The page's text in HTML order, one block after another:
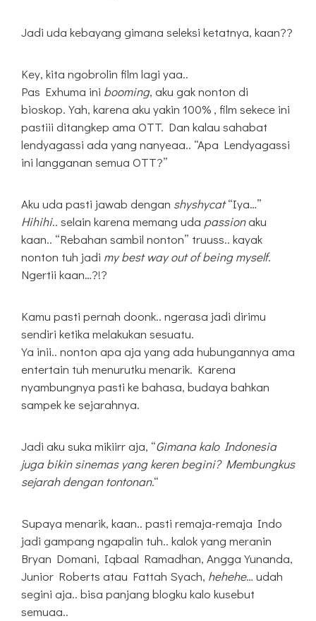
Jadi uda kebayang gimana seleksi ketatnya, kaan??
Key, kita ngobrolin film lagi yaa..
Pas Exhuma ini booming, aku gak nonton di
bioskop. Yah, karena aku yakin 100% , film sekece ini
pastiii ditangkep ama OTT. Dan kalau sahabat
lendyagassi ada yang nanyeaa.. “Apa Lendyagassi
ini langganan semua OTT?”
Aku uda pasti jawab dengan shyshycat“Iya…”
Hihihi.. selain karena memang uda passionaku
kaan.. “Rebahan sambil nonton” truuss.. kayak
nonton tuh jadi my best way out of being myself.
Ngertii kaan…?!?
Kamu pasti pernah doonk.. ngerasa jadi dirimu
sendiri ketika melakukan sesuatu.
Ya inii.. nonton apa aja yang ada hubungannya ama
entertain tuh menurutku menarik. Karena
nyambungnya pasti ke bahasa, budaya bahkan
sampek ke sejarahnya.
Jadi aku suka mikiirr aja, “Gimana kalo Indonesia
juga bikin sinemas yang keren begini? Membungkus
sejarah dengan tontonan.“
Supaya menarik, kaan.. pasti remaja-remaja Indo
jadi gampang ngapalin tuh.. kalok yang meranin
Bryan Domani, Iqbaal Ramadhan, Angga Yunanda,
Junior Roberts atau Fattah Syach, hehehe… udah
segini aja.. bisa panjang blogku kalo kusebut
semuaa..